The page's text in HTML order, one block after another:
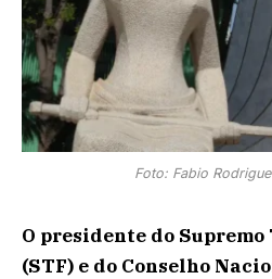
Foto: Fabio
O presidente do
(STF) e do Conselho